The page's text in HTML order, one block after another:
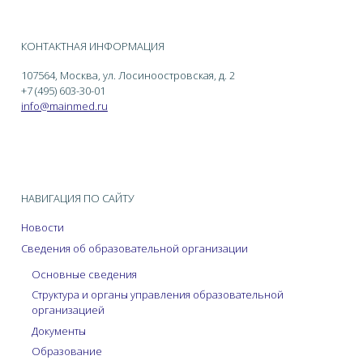
КОНТАКТНАЯ ИНФОРМАЦИЯ
107564, Москва, ул. Лосиноостровская, д. 2
+7 (495) 603-30-01
info@mainmed.ru
НАВИГАЦИЯ ПО САЙТУ
Новости
Сведения об образовательной организации
Основные сведения
Структура и органы управления образовательной
организацией
Документы
Образование